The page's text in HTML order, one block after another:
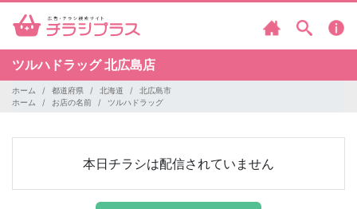
ツルハドラッグ北広島店
ホーム 都道府県 北海道
北広島市
ホーム
お店の名前 ツルハドラッグ
本日チラシは配信されていません